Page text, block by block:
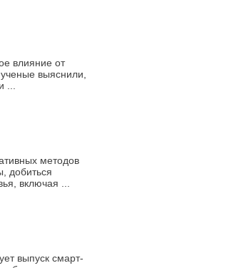
влияние от
выяснили,
методов
добиться
включая ...
выпуск смарт-